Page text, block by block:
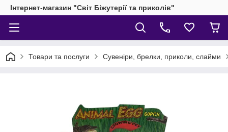
Інтернет-магазин "Світ Біжутерії та приколів"
Товари та послуги Сувеніри, брелки, приколи, слайми